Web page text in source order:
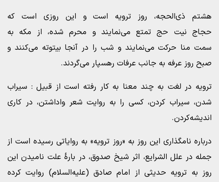
هشتم ذی‌الحجه، روز ترویه است و این روزی است که
حجاج نیت حج تمتع می‌نمایند و محرم شده، از مکه به
سمت منا حرکت می‌نمایند و شب را در آنجا بیتوته می‌کنند و
صبح روز عرفه به جانب عرفات رهسپار می‌گردند.
ترویه در لغت به چند معنا به کار رفته است از قبیل : سیراب
شدن، سیراب کردن، کسی را به روایت شعر واداشتن، در کاری
اندیشه‌کردن.
درباره نامگذاری این روز به «روز ترویه» به روایاتی رسیده است از
جمله در علل الشرایع، اثر شیخ صدوق، در بارۀ علت نامیدن این
روز به ترویه حدیثی از امام صادق (علیه‌السلام) روایت کرده